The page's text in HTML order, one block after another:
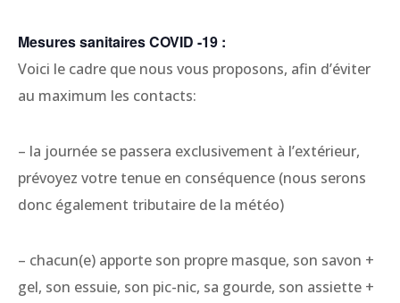
Mesures sanitaires COVID -19 :
Voici le cadre que nous vous proposons, afin d’éviter
au maximum les contacts:
– la journée se passera exclusivement à l’extérieur,
prévoyez votre tenue en conséquence (nous serons
donc également tributaire de la météo)
– chacun(e) apporte son propre masque, son savon +
gel, son essuie, son pic-nic, sa gourde, son assiette +